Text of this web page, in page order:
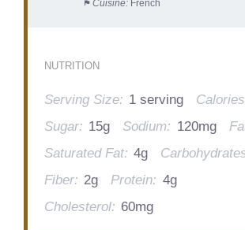
Cuisine: French
NUTRITION
Serving Size: 1 serving
Sugar: 15g Sodium: 120mg
Saturated Fat: 4g
Fiber: 2g Protein: 4g
Cholesterol: 60mg